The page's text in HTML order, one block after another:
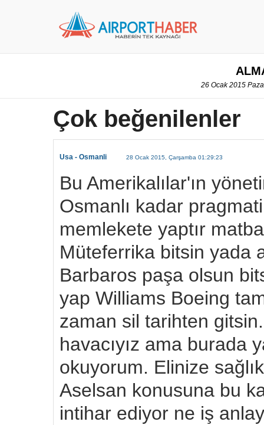
26 Ocak 2015
Çok beğenilenler
Usa - Osmanli 28 Ocak 2015, Çarşamba 01:29:23
Bu Amerikalılar'ın
Osmanlı kadar
memlekete yaptır
Müteferrika bitsin yada
Barbaros paşa olsun
yap Williams Boeing
zaman sil tarihten
havacıyız ama burada
okuyorum. Elinize
Aselsan konusuna bu
intihar ediyor ne iş